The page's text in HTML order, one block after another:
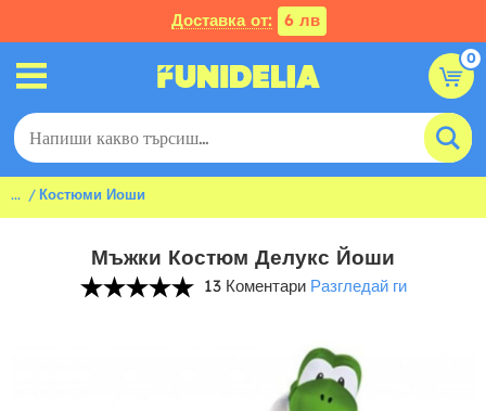
Доставка от: 6 лв
0
... Костюми Йоши
Мъжки Костюм Делукс Йоши
13 Коментари Разгледай ги